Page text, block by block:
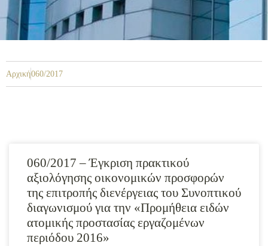
Αρχική060/2017
060/2017 – Έγκριση πρακτικού
αξιολόγησης οικονομικών προσφορών
της επιτροπής διενέργειας του Συνοπτικού
διαγωνισμού για την «Προμήθεια ειδών
ατομικής προστασίας εργαζομένων
περιόδου 2016»